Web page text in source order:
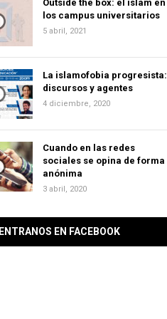
Outside the box: el islam en
los campus universitarios
5 abril, 2021
La islamofobia progresista:
discursos y agentes
4 diciembre, 2020
Cuando en las redes
sociales se opina de forma
anónima
3 abril, 2020
EN FACEBOOK